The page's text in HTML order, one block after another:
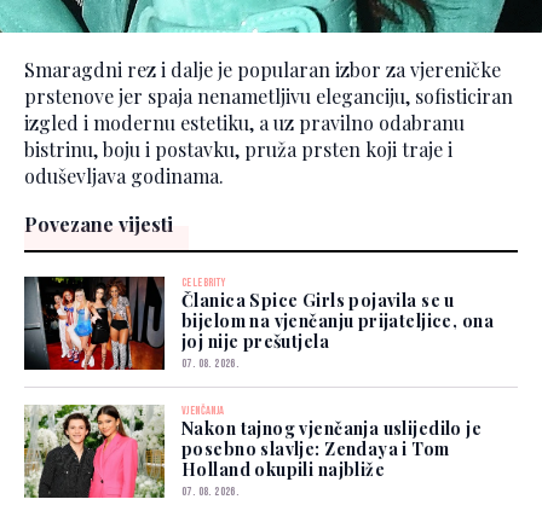
Smaragdni rez i dalje je popularan izbor za vjereničke
prstenove jer spaja nenametljivu eleganciju, sofisticiran
izgled i modernu estetiku, a uz pravilno odabranu
bistrinu, boju i postavku, pruža prsten koji traje i
oduševljava godinama.
Povezane vijesti
CELEBRITY
Članica Spice Girls pojavila se u
bijelom na vjenčanju prijateljice, ona
joj nije prešutjela
07. 08. 2026.
VJENČANJA
Nakon tajnog vjenčanja uslijedilo je
posebno slavlje: Zendaya i Tom
Holland okupili najbliže
07. 08. 2026.